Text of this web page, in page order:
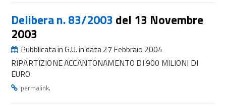
Delibera n. 83/2003 del 13 Novembre
2003
Pubblicata in G.U. in data 27 Febbraio 2004
RIPARTIZIONE ACCANTONAMENTO DI 900 MILIONI DI
EURO
permalink.